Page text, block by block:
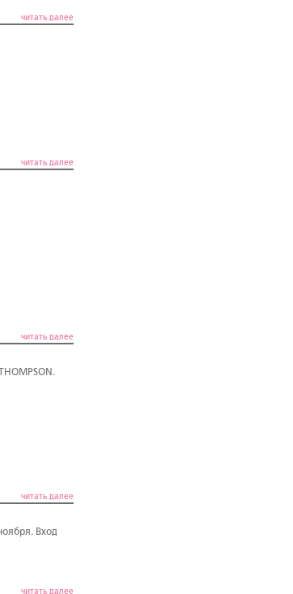
читать далее
читать далее
читать далее
читать далее
Вход
читать далее